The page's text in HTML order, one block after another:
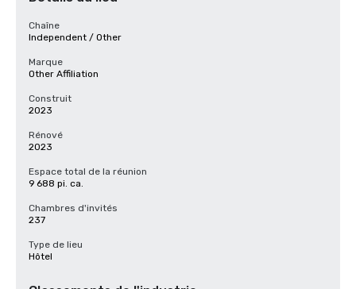
Chaîne
Independent / Other
Marque
Other Affiliation
Construit
2023
Rénové
2023
Espace total de la réunion
9 688 pi. ca.
Chambres d'invités
237
Type de lieu
Hôtel